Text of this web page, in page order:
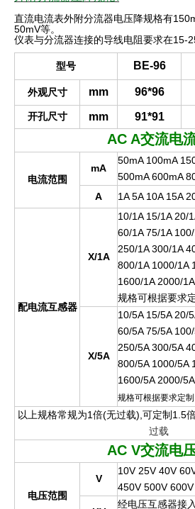
直流电流表外附分流器电压降规格有
50mV等。
仪表与分流器连接的导线电阻要求在15-
型号 BE-96
外观尺寸 mm 96*96
开孔尺寸 mm 91*91
AC A交流电
电流范围
mA
50mA 100mA
500mA 600mA
A
1A 5A 10A 15A
配电流互感器
X/1A
10/1A 15/1A 20/
60/1A 75/1A
250/1A 300/1A
800/1A 1000/1A
1600/1A 2000/
规格可根据要求
X/5A
10/5A 15/5A 20/
60/5A 75/5A
250/5A 300/5A
800/5A 1000/5A
1600/5A 2000/
规格可根据要求定制
以上规格常规为1倍(无过载),可定制1.5
过载
AC V交流电
电压范围
V
10V 25V 40V
450V 500V 600V
经电压互感器接